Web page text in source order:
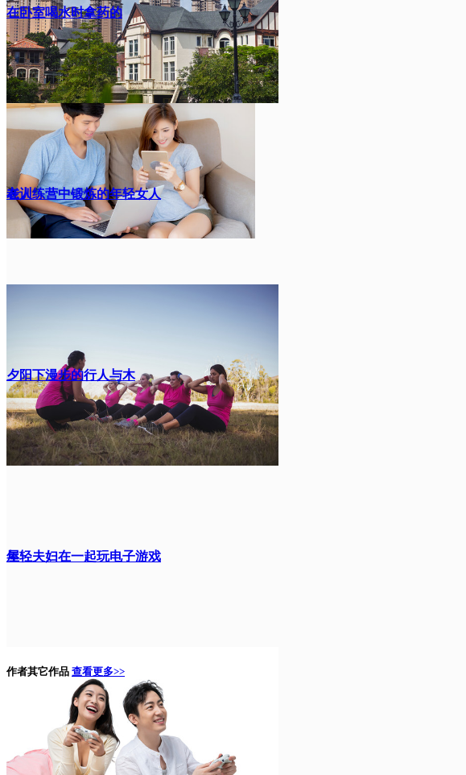
在卧室喝水时拿药的
老人
在训练营中锻炼的年轻女人
夕阳下漫步的行人与木
屋
年轻夫妇在一起玩电子游戏
作者其它作品 查看更多>>